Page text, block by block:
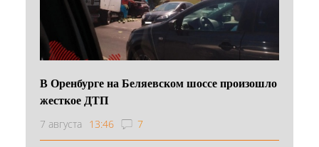
В Оренбурге на Беляевском шоссе произошло
жесткое ДТП
7 августа 13:46 7